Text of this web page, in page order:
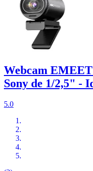
Webcam
Sony de 1/2,5" -
5.0